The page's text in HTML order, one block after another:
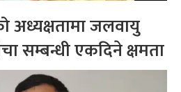
अध्यक्षतामा जलवायु
सम्बन्धी एकदिने क्षमता